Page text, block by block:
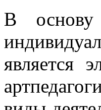
В основу
является